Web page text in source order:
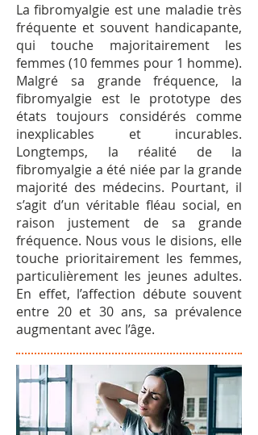
La fibromyalgie est une maladie très
fréquente et souvent handicapante,
qui touche majoritairement les
femmes (10 femmes pour 1 homme).
Malgré sa grande fréquence, la
fibromyalgie est le prototype des
états toujours considérés comme
inexplicables et incurables.
Longtemps, la réalité de la
fibromyalgie a été niée par la grande
majorité des médecins. Pourtant, il
s’agit d’un véritable fléau social, en
raison justement de sa grande
fréquence. Nous vous le disions, elle
touche prioritairement les femmes,
particulièrement les jeunes adultes.
En effet, l’affection débute souvent
entre 20 et 30 ans, sa prévalence
augmentant avec l’âge.